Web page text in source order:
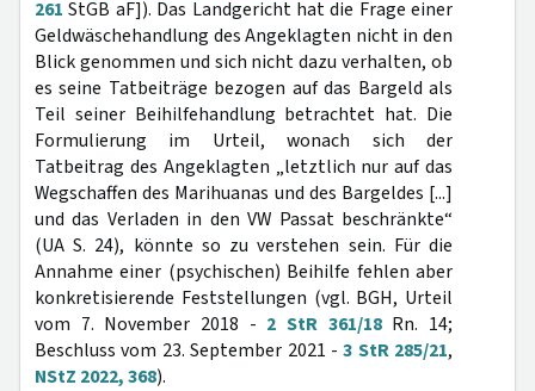
261 StGB aF]). Das Landgericht hat die Frage einer
Geldwäschehandlung des Angeklagten nicht in den
Blick genommen und sich nicht dazu verhalten, ob
es seine Tatbeiträge bezogen auf das Bargeld als
Teil seiner Beihilfehandlung betrachtet hat. Die
Formulierung im Urteil, wonach sich der
Tatbeitrag des Angeklagten „letztlich nur auf das
Wegschaffen des Marihuanas und des Bargeldes [...]
und das Verladen in den VW Passat beschränkte“
(UA S. 24), könnte so zu verstehen sein. Für die
Annahme einer (psychischen) Beihilfe fehlen aber
konkretisierende Feststellungen (vgl. BGH, Urteil
vom 7. November 2018 - 2 StR 361/18Rn. 14;
Beschluss vom 23. September 2021 -3 StR 285/21,
NStZ 2022, 368).